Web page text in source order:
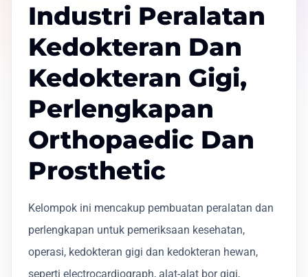
Industri Peralatan
Kedokteran Dan
Kedokteran Gigi,
Perlengkapan
Orthopaedic Dan
Prosthetic
Kelompok ini mencakup pembuatan peralatan dan
perlengkapan untuk pemeriksaan kesehatan,
operasi, kedokteran gigi dan kedokteran hewan,
seperti electrocardiograph, alat-alat bor gigi,